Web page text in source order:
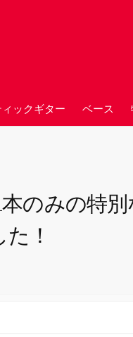
ックギター ベース
のみの特別
！